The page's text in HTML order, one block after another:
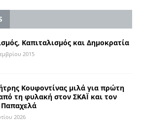
Καπιταλισμός και Δημοκρατία
2015
Κουφοντίνας μιλά για πρώτη
τη φυλακή στον ΣΚΑΪ και τον
2026